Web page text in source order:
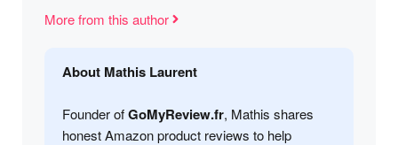
More from this author
About Mathis Laurent
Founder ofGoMyReview.fr, Mathis shares
honest Amazon product reviews to help